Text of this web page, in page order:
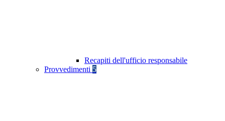
Recapiti dell'ufficio responsabile
Provvedimenti 5